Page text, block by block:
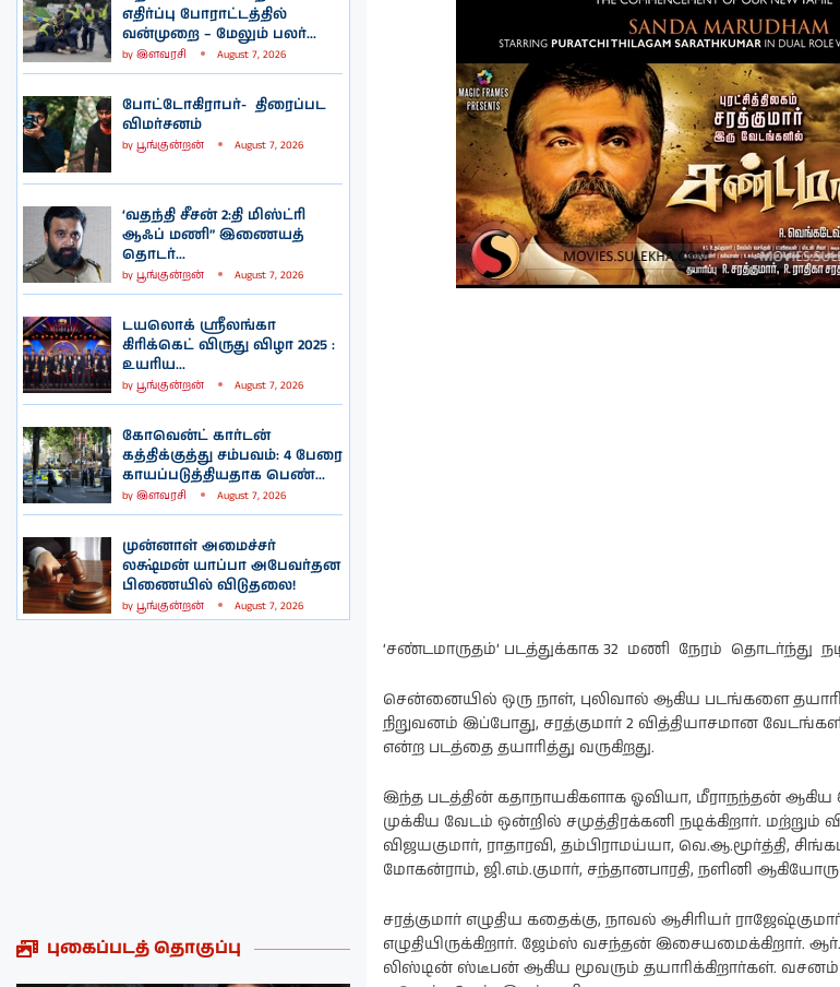
எதிர்ப்பு போராட்டத்தில்
வன்முறை – மேலும் பலர்...
by இளவரசி August 7, 2026
போட்டோகிராபர்- ‌ திரைப்பட
விமர்சனம்
by பூங்குன்றன் August 7, 2026
‘வதந்தி சீசன் 2:தி மிஸ்ட்ரி
ஆஃப் மணி” இணையத்
தொடர்...
by பூங்குன்றன் August 7, 2026
டயலொக் ஸ்ரீலங்கா
கிரிக்கெட் விருது விழா 2025 :
உயரிய...
by பூங்குன்றன் August 7, 2026
கோவென்ட் கார்டன்
கத்திக்குத்து சம்பவம்: 4 பேரை
காயப்படுத்தியதாக பெண்...
by இளவரசி August 7, 2026
முன்னாள் அமைச்சர்
லக்ஷ்மன் யாப்பா அபேவர்தன
பிணையில் விடுதலை!
by பூங்குன்றன் August 7, 2026
புகைப்படத் தொகுப்பு
‘சண்டமாருதம்’ படத்துக்காக 32 மணி நேரம் தொடர்ந்து
சென்னையில் ஒரு நாள், புலிவால் ஆகிய படங்களை
நிறுவனம் இப்போது, சரத்குமார் 2 வித்தியாசமான
என்ற படத்தை தயாரித்து வருகிறது.
இந்த படத்தின் கதாநாயகிகளாக ஓவியா, மீராநந்தன் ஆகிய
முக்கிய வேடம் ஒன்றில் சமுத்திரக்கனி நடிக்கிறார்.
விஜயகுமார், ராதாரவி, தம்பிராமய்யா, வெ.ஆ.மூர்த்தி,
மோகன்ராம், ஜி.எம்.குமார், சந்தானபாரதி, நளினி
சரத்குமார் எழுதிய கதைக்கு, நாவல் ஆசிரியர்
எழுதியிருக்கிறார். ஜேம்ஸ் வசந்தன் இசையமைக்கிறார்.
லிஸ்டின் ஸ்டீபன் ஆகிய மூவரும் தயாரிக்கிறார்கள். வசனம்